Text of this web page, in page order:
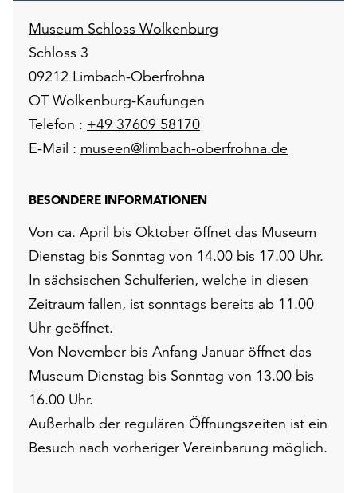
Museum Schloss Wolkenburg
Schloss 3
09212 Limbach-Oberfrohna
OT Wolkenburg-Kaufungen
Telefon : +49 37609 58170
E-Mail : museen@limbach-oberfrohna.de
BESONDERE INFORMATIONEN
Von ca. April bis Oktober öffnet das Museum
Dienstag bis Sonntag von 14.00 bis 17.00 Uhr.
In sächsischen Schulferien, welche in diesen
Zeitraum fallen, ist sonntags bereits ab 11.00
Uhr geöffnet.
Von November bis Anfang Januar öffnet das
Museum Dienstag bis Sonntag von 13.00 bis
16.00 Uhr.
Außerhalb der regulären Öffnungszeiten ist ein
Besuch nach vorheriger Vereinbarung möglich.